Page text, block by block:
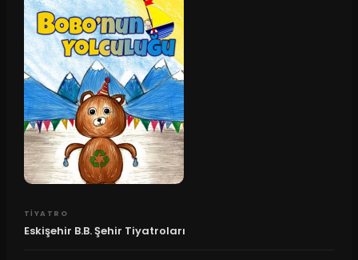
TIYATRO
Eskişehir B.B. Şehir Tiyatroları